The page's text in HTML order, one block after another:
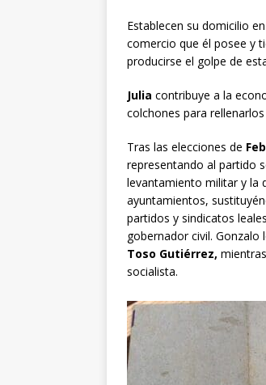
Establecen su domicilio
comercio que él posee y
producirse el golpe de
Julia contribuye a la
colchones para
Tras las elecciones de
representando al partido
levantamiento militar y la
ayuntamientos,
partidos y sindicatos
gobernador civil. Gonzalo
Toso Gutiérrez,
socialista.